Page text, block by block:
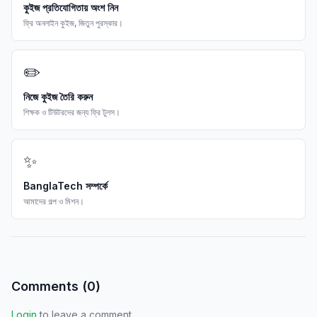
কুইজ প্রতিযোগিতায় অংশ নিন
ফ্রি অনলাইন কুইজ, জিতুন পুরস্কার।
✏️
নিজে কুইজ তৈরি করুন
শিক্ষক ও টিউটরদের জন্য ফ্রি টুলস।
✨
BanglaTech সম্পর্কে
আমাদের গল্প ও মিশন।
Comments (0)
Login to leave a comment.